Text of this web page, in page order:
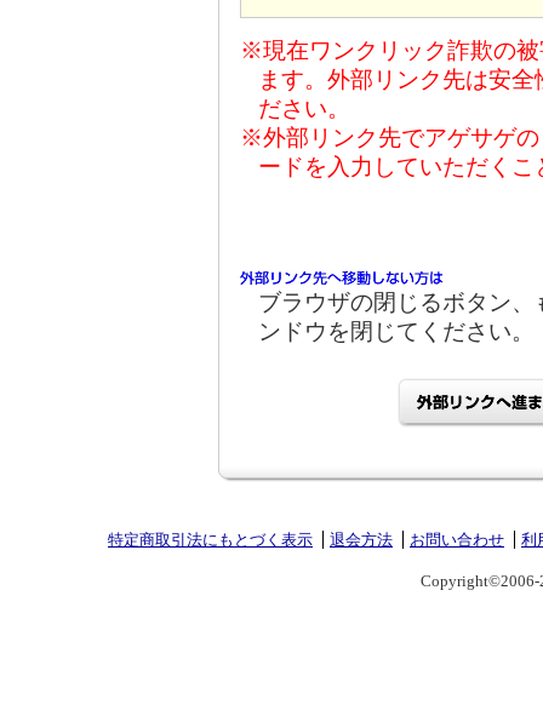
※現在ワンクリック詐欺の
ます。外部リンク先は安
ださい。
※外部リンク先でアゲサゲ
ードを入力していただく
ブラウザの閉じるボタン
ンドウを閉じてください。
特定商取引法にもとづく表示 退会方法 お問い合わせ 利
Copyright©2006-